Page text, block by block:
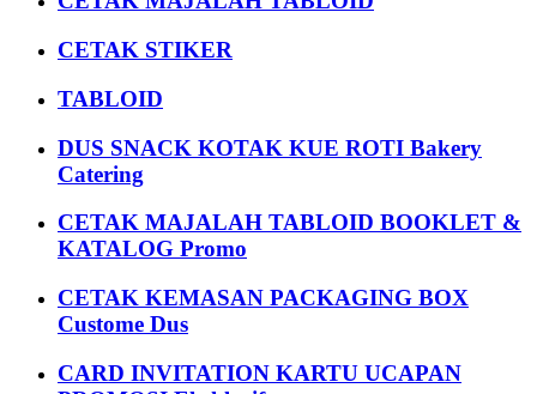
CETAK STIKER
TABLOID
DUS SNACK KOTAK KUE ROTI Bakery
Catering
CETAK MAJALAH TABLOID BOOKLET &
KATALOG Promo
CETAK KEMASAN PACKAGING BOX
Custome Dus
CARD INVITATION KARTU UCAPAN